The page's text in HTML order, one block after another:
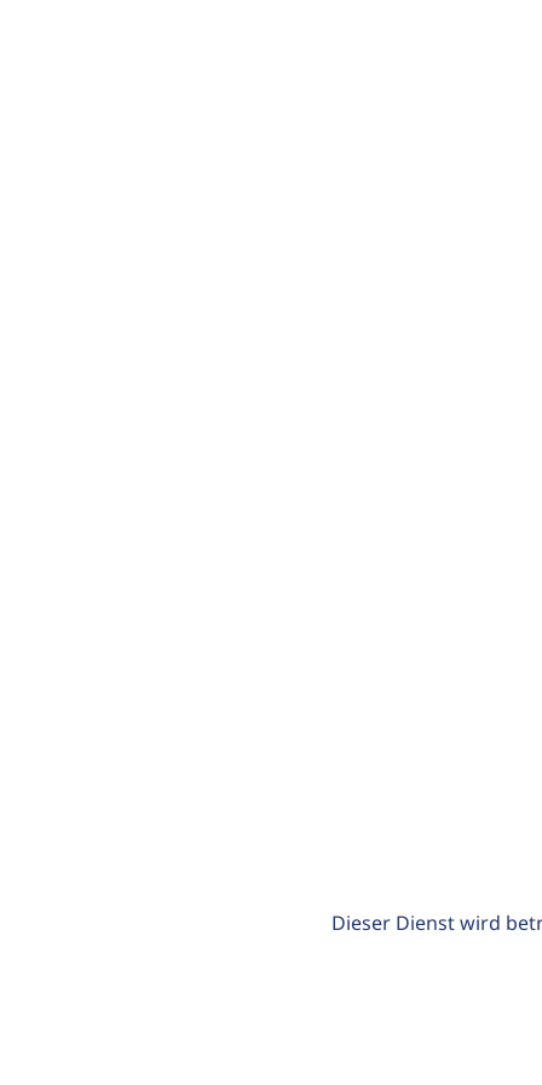
Dieser Dienst wird